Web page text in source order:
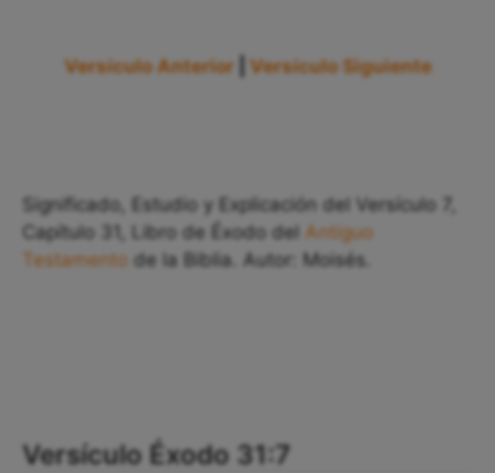
Versículo Anterior Versículo Siguiente
Significado, Estudio y Explicación del Versículo 7,
Capítulo 31, Libro de Éxodo del Antiguo
Testamento de la Biblia. Autor: Moisés.
Versículo Éxodo 31:7